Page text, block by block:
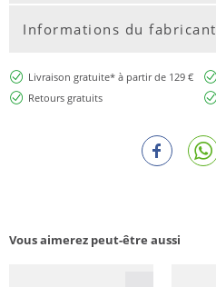
Informations du fabricant
Livraison gratuite* à partir de 129 €
Retours gratuits
Vous aimerez peut-être aussi